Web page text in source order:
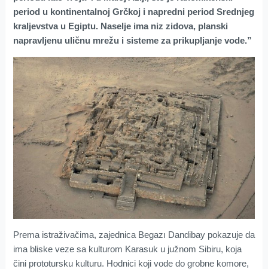
period u kontinentalnoj Grčkoj i napredni period Srednjeg
kraljevstva u Egiptu. Naselje ima niz zidova, planski
napravljenu uličnu mrežu i sisteme za prikupljanje vode.”
Prema istraživačima, zajednica Begazı Dandibay pokazuje da
ima bliske veze sa kulturom Karasuk u južnom Sibiru, koja
čini prototursku kulturu. Hodnici koji vode do grobne komore,